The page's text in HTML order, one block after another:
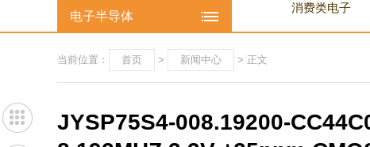
消费类电子
电子半导体
当前位置： 首页 > 新闻中心 > 正文
JYSP75S4-008.19200-